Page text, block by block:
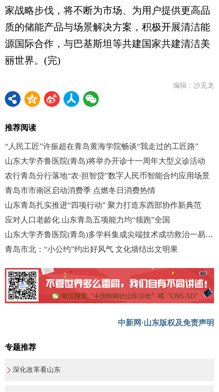
家战略步伐，将不断为市场、为用户提供更高品
质的储能产品与场景解决方案，积极开展清洁能
源国际合作，与巴基斯坦等共建国家共建清洁美
丽世界。(完)
编辑：沙见龙
推荐阅读
“人民工匠”许振超在青岛黄海学院畅谈“我走过的工匠路”
山东大学齐鲁医院(青岛)将举办开诊十一周年大型义诊活动
农行青岛分行落地“农·担智贷”数字人民币智能合约应用场景
青岛市市南区启动消费季 点燃冬日消费热情
山东青岛扎实推进“四项行动” 聚力打造东西部协作新典范
应对人口老龄化 山东青岛五项能力均“领跑”全国
山东大学齐鲁医院(青岛)多学科集成尖端技术成功救治一易栓症患儿
青岛市北：“小公约”约出好风气 文化墙结出文明果
中新网·山东版权及免责声明
专题推荐
深化改革看山东